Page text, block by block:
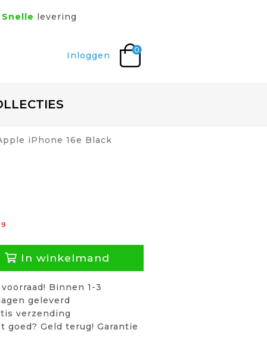
Snelle levering
Inloggen
0
iPhone 16e Black
In winkelmand
Binnen 1-3
geleverd
verzending
goed? Geld terug! Garantie